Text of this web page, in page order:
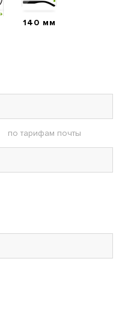
140 мм
по тарифам почты